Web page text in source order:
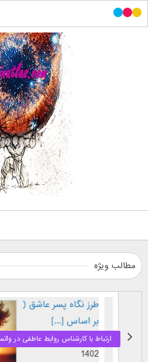
مطالب ویژه
طرز نگاه پسر عاشق (
بر اساس [...]
تاریخ :
29 / 12 /